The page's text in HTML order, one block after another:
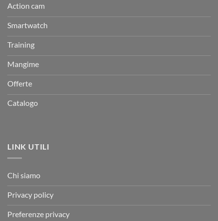
Action cam
Smartwatch
Training
Mangime
Offerte
Catalogo
LINK UTILI
Chi siamo
Privacy policy
Preferenze privacy